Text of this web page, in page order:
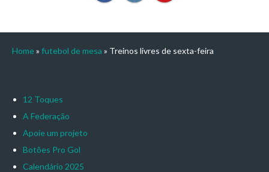
Home » futebol de mesa » Treinos livres de sexta-feira
12 Toques
A Federação
Apoie um projeto
Botões Pro Gol
Calendário 2025